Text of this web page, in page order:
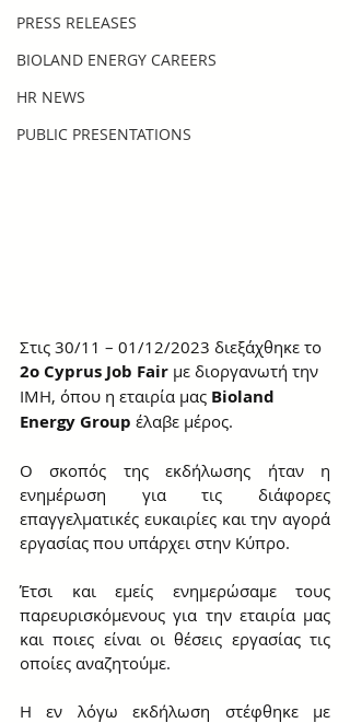
PRESS RELEASES
BIOLAND ENERGY CAREERS
HR NEWS
PUBLIC PRESENTATIONS
Στις 30/11 – 01/12/2023 διεξάχθηκε το
2ο Cyprus Job Fair με διοργανωτή την
ΙΜΗ, όπου η εταιρία μας Bioland
Energy Group έλαβε μέρος.
Ο σκοπός της εκδήλωσης ήταν η
ενημέρωση για τις διάφορες
επαγγελματικές ευκαιρίες και την αγορά
εργασίας που υπάρχει στην Κύπρο.
Έτσι και εμείς ενημερώσαμε τους
παρευρισκόμενους για την εταιρία μας
και ποιες είναι οι θέσεις εργασίας τις
οποίες αναζητούμε.
Η εν λόγω εκδήλωση στέφθηκε με